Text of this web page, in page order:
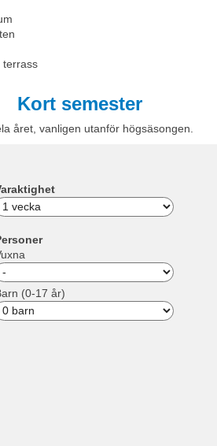
terrass
Kort semester
året, vanligen utanför högsäsongen.
(0-17 år)